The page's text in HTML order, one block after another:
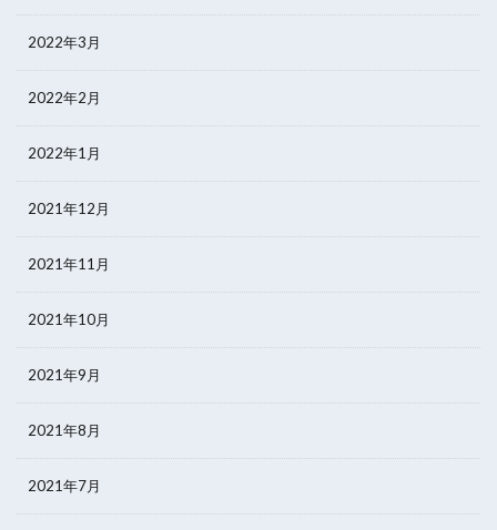
2022年3月
2022年2月
2022年1月
2021年12月
2021年11月
2021年10月
2021年9月
2021年8月
2021年7月